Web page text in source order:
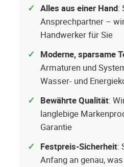
Alles aus einer Hand:
Ansprechpartner –
Handwerker für Sie
Moderne, sparsame
Armaturen und
Wasser- und
Bewährte Qualität:
langlebige
Garantie
Festpreis-Sicherheit:
Anfang an genau,